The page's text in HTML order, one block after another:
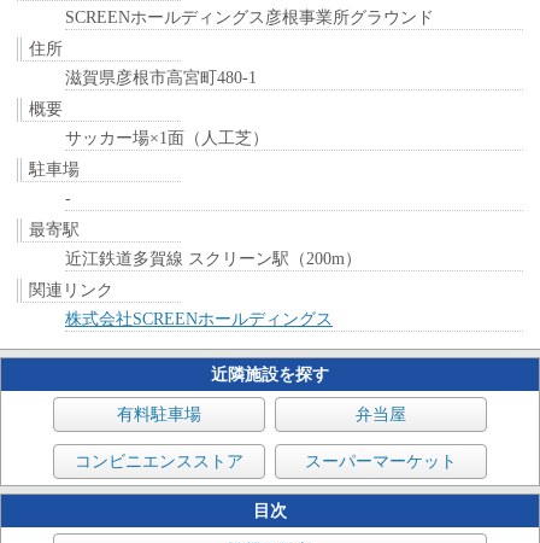
SCREENホールディングス彦根事業所グラウンド
住所
滋賀県彦根市高宮町480-1
概要
サッカー場×1面（人工芝）
駐車場
-
最寄駅
近江鉄道多賀線 スクリーン駅（200m）
関連リンク
株式会社SCREENホールディングス
近隣施設を探す
有料駐車場 弁当屋
コンビニエンスストア スーパーマーケット
目次